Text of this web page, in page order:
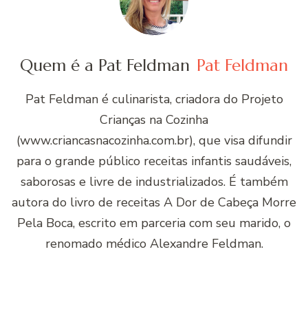
Quem é a Pat Feldman Pat Feldman
Pat Feldman é culinarista, criadora do Projeto
Crianças na Cozinha
(www.criancasnacozinha.com.br), que visa difundir
para o grande público receitas infantis saudáveis,
saborosas e livre de industrializados. É também
autora do livro de receitas A Dor de Cabeça Morre
Pela Boca, escrito em parceria com seu marido, o
renomado médico Alexandre Feldman.